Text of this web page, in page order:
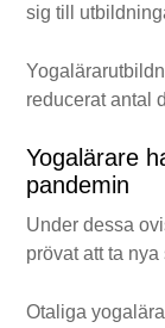
sig till
reducerat antal
Yogalärare
pandemin
Under dessa
prövat att ta nya
Otaliga